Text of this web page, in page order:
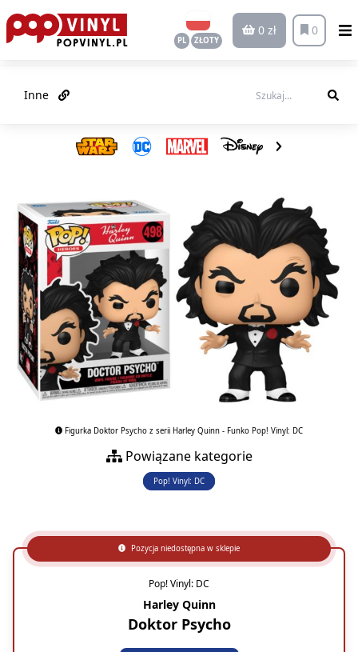
PL ZŁOTY
0 zł 0
Inne
Figurka Doktor Psycho z serii Harley Quinn - Funko Pop! Vinyl: DC
Powiązane kategorie
Pop! Vinyl: DC
Pozycja niedostępna w sklepie
Pop! Vinyl: DC
Harley Quinn
Doktor Psycho